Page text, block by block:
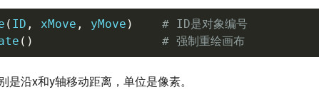
( ID , xMove , yMove )
# ID是对象编号
( ) # 强制重绘画布
是沿x和y轴移动距离，单位是像素。